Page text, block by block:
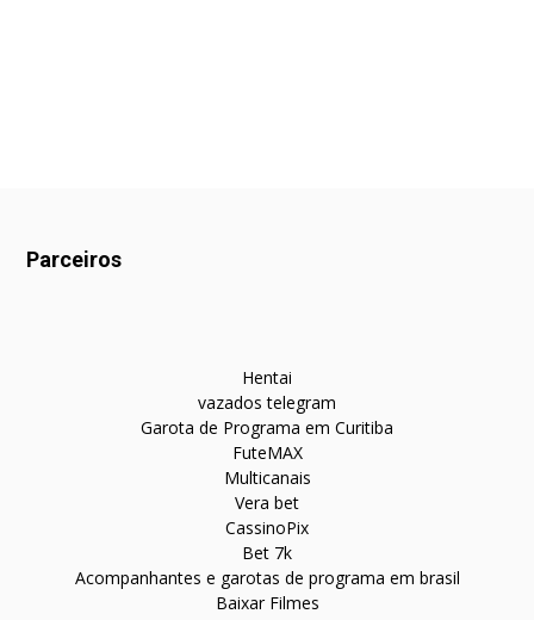
Parceiros
Hentai
vazados telegram
Garota de Programa em Curitiba
FuteMAX
Multicanais
Vera bet
CassinoPix
Bet 7k
Acompanhantes e garotas de programa em brasil
Baixar Filmes